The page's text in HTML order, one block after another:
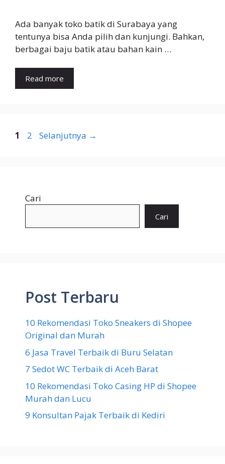
Ada banyak toko batik di Surabaya yang
tentunya bisa Anda pilih dan kunjungi. Bahkan,
berbagai baju batik atau bahan kain …
Read more
Halaman
1 Halaman
2 Selanjutnya →
Cari
Cari
Post Terbaru
10 Rekomendasi Toko Sneakers di Shopee
Original dan Murah
6 Jasa Travel Terbaik di Buru Selatan
7 Sedot WC Terbaik di Aceh Barat
10 Rekomendasi Toko Casing HP di Shopee
Murah dan Lucu
9 Konsultan Pajak Terbaik di Kediri